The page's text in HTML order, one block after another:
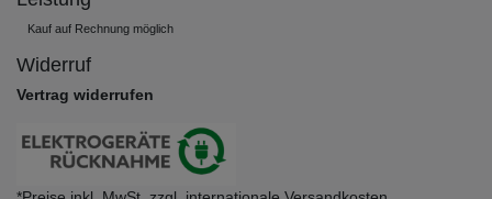
Kauf auf Rechnung möglich
Widerruf
Vertrag widerrufen